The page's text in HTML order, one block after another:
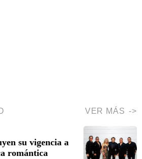
VER MÁS
su vigencia a
romántica